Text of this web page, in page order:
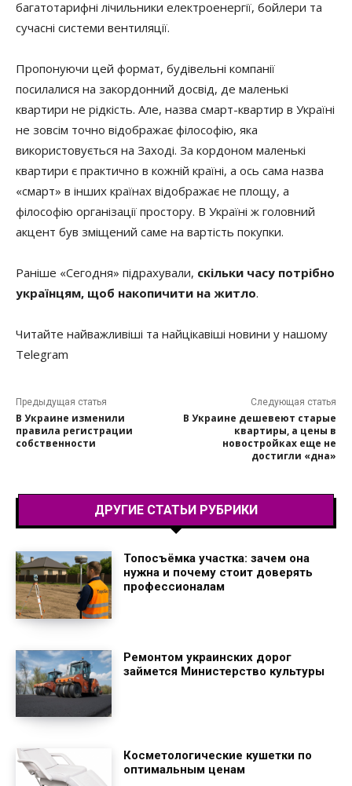
багатотарифні лічильники електроенергії, бойлери та
сучасні системи вентиляції.
Пропонуючи цей формат, будівельні компанії
посилалися на закордонний досвід, де маленькі
квартири не рідкість. Але, назва смарт-квартир в Україні
не зовсім точно відображає філософію, яка
використовується на Заході. За кордоном маленькі
квартири є практично в кожній країні, а ось сама назва
«смарт» в інших країнах відображає не площу, а
філософію організації простору. В Україні ж головний
акцент був зміщений саме на вартість покупки.
Раніше «Сегодня» підрахували, скільки часу потрібно
українцям, щоб накопичити на житло.
Читайте найважливіші та найцікавіші новини у нашому
Telegram
Предыдущая статья
В Украине изменили
правила регистрации
собственности
Следующая статья
В Украине дешевеют старые
квартиры, а цены в
новостройках еще не
достигли «дна»
ДРУГИЕ СТАТЬИ РУБРИКИ
Топосъёмка участка: зачем она
нужна и почему стоит доверять
профессионалам
Ремонтом украинских дорог
займется Министерство культуры
Косметологические кушетки по
оптимальным ценам